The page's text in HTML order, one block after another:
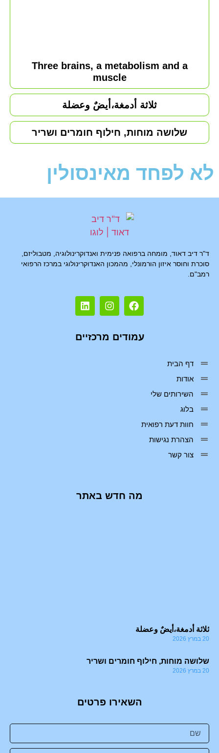
Three brains, a metabolism and a
muscle
ثلاثة أدمغة،أيضٌ وعضلة
שלושה מוחות, חילוף חומרים ושריר
לא לפחד מאינסולין
ד"ר דיב דאוד, מומחה ברפואה פנימית ואנדוקרינולוגיה, מטבוליזם,
סוכרת וחוסר איזון הורמונלי, מהמכון האנדוקרינולוגי במרכז הרפואי
רמב"ם.
עמודים מרכזיים
דף הבית
אודות
השירותים שלי
בלוג
חוות דעת רפואית
הצהרת נגישות
צור קשר
מה חדש באתר
ثلاثة أدمغة،أيضٌ وعضلة
20 במרץ 2026
שלושה מוחות, חילוף חומרים ושריר
20 במרץ 2026
השאירו פרטים